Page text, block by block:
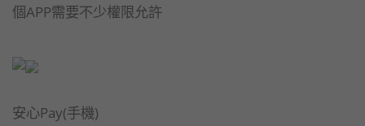
個APP需要不少權限允許
安心Pay(手機)